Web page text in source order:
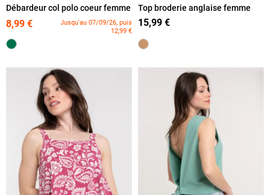
Débardeur col polo coeur femme
8,99 €
Jusqu'au 07/09/26, puis
12,99 €
Top broderie anglaise femme
15,99 €